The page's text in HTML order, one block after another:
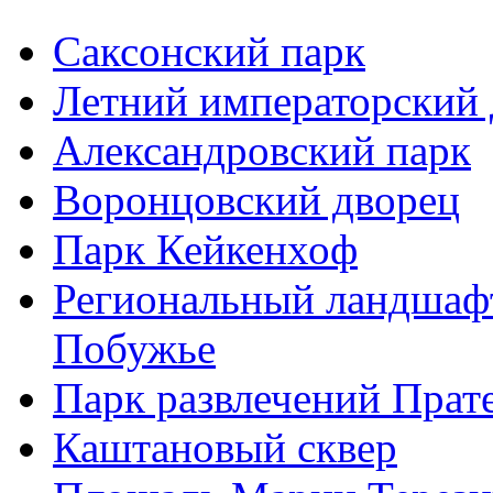
Саксонский парк
Летний императорский
Александровский парк
Воронцовский дворец
Парк Кейкенхоф
Региональный
Побужье
Парк развлечений
Каштановый сквер